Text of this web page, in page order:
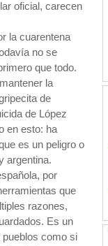
oficial, carecen
la cuarentena
no se
que todo.
la
de
de López
en esto: ha
es un peligro o
argentina.
por
que
razones,
Es un
pueblos como si